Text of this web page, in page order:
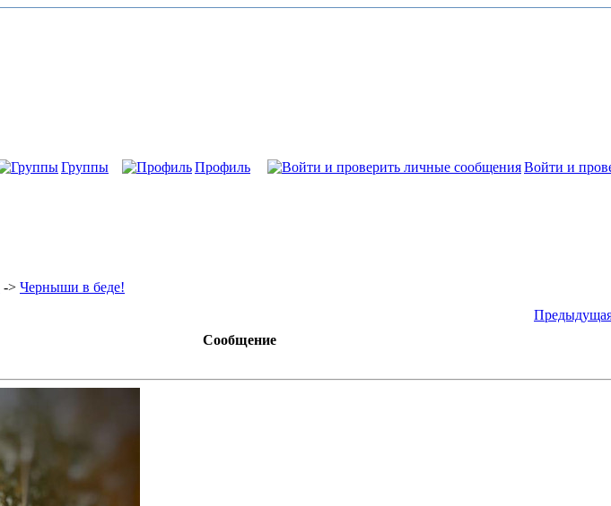
Группы Профиль Войти и
-> Черныши в беде!
Сообщение